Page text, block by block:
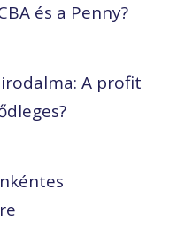
és a Penny?
A profit